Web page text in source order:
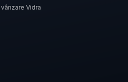
Vidra